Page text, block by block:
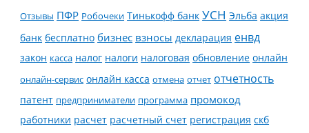
Отзывы ПФР Робочеки Тинькофф банк УСН Эльба акция
банк бесплатно бизнес взносы декларация енвд
закон касса налог налоги налоговая обновление онлайн
онлайн-сервис онлайн касса отмена отчет отчетность
патент предприниматели программа промокод
работники расчет расчетный счет регистрация скб